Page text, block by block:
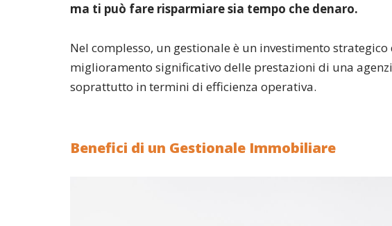
ma ti può fare risparmiare sia tempo che denaro.
Nel complesso, un gestionale è un investimento
miglioramento significativo delle prestazioni di una
soprattutto in termini di efficienza operativa.
Benefici di un Gestionale Immobiliare